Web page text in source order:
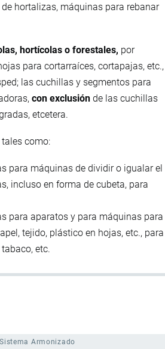
hortalizas, máquinas para rebanar
hortícolas o forestales, por
para cortarraíces, cortapajas, etc.,
las cuchillas y segmentos para
con exclusión de las cuchillas
etcetera.
tales como:
para máquinas de dividir o igualar el
incluso en forma de cubeta, para
para aparatos y para máquinas para
tejido, plástico en hojas, etc., para
etc.
Armonizado